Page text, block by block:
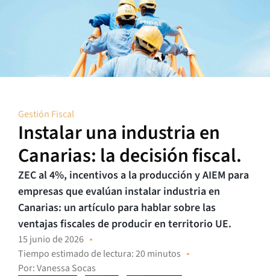
Gestión Fiscal
Instalar una industria en
Canarias: la decisión fiscal.
ZEC al 4%, incentivos a la producción y AIEM para
empresas que evalúan instalar industria en
Canarias: un artículo para hablar sobre las
ventajas fiscales de producir en territorio UE.
15 junio de 2026
Tiempo estimado de lectura: 20 minutos
Por:Vanessa Socas